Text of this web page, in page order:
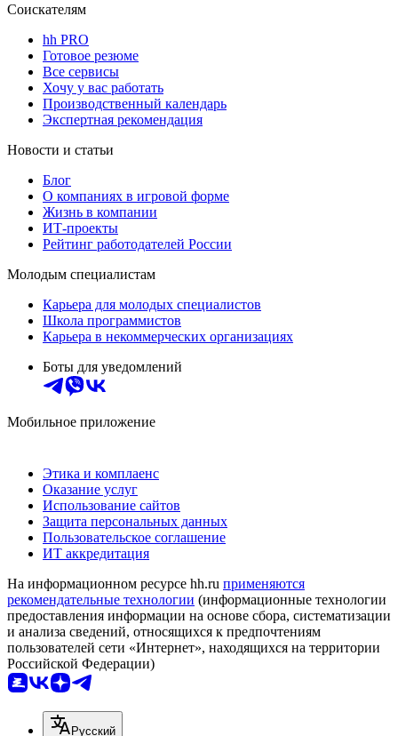
Соискателям
hh PRO
Готовое резюме
Все сервисы
Хочу у вас работать
Производственный календарь
Экспертная рекомендация
Новости и статьи
Блог
О компаниях в игровой форме
Жизнь в компании
ИТ-проекты
Рейтинг работодателей России
Молодым специалистам
Карьера для молодых специалистов
Школа программистов
Карьера в некоммерческих организациях
Боты для уведомлений
Мобильное приложение
Этика и комплаенс
Оказание услуг
Использование сайтов
Защита персональных данных
Пользовательское соглашение
ИТ аккредитация
На информационном ресурсе hh.ru применяются
рекомендательные технологии (информационные технологии
предоставления информации на основе сбора, систематизации
и анализа сведений, относящихся к предпочтениям
пользователей сети «Интернет», находящихся на территории
Российской Федерации)
Русский